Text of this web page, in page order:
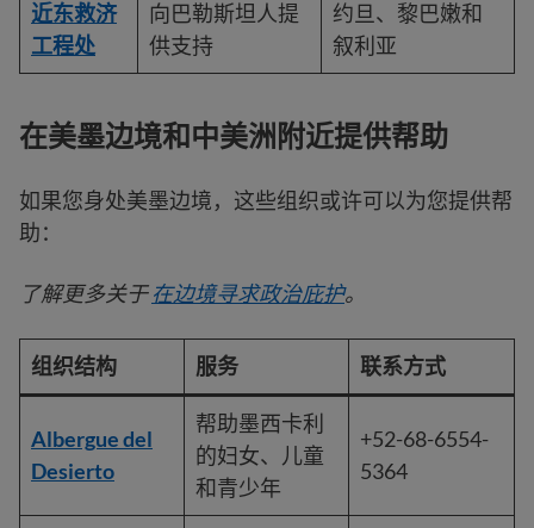
近东救济
工程处
向巴勒斯坦人提
供支持
约旦、黎巴嫩和
叙利亚
在美墨边境和中美洲附近提供帮助
如果您身处美墨边境，这些组织或许可以为您提供帮
助：
了解更多关于在边境寻求政治庇护。
组织结构 服务 联系方式
Albergue del
Desierto
帮助墨西卡利
的妇女、儿童
和青少年
+52-68-6554-
5364